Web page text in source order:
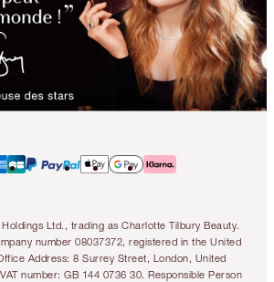
Ltd., trading as Charlotte Tilbury Beauty.
number 08037372, registered in the United
Address: 8 Surrey Street, London, United
number: GB 144 0736 30. Responsible Person